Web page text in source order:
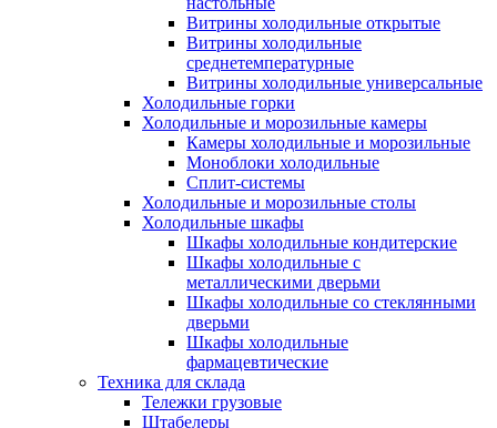
Витрины холодильные открытые
Витрины холодильные
среднетемпературные
Витрины холодильные универсальные
Холодильные горки
Холодильные и морозильные камеры
Камеры холодильные и морозильные
Моноблоки холодильные
Сплит-системы
Холодильные и морозильные столы
Холодильные шкафы
Шкафы холодильные кондитерские
Шкафы холодильные с
металлическими дверьми
Шкафы холодильные со стеклянными
дверьми
Шкафы холодильные
фармацевтические
Техника для склада
Тележки грузовые
Штабелеры